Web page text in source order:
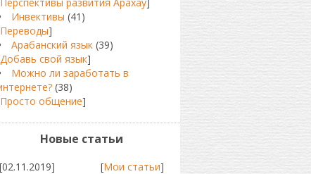
Инвективы (41)
Переводы]
Арабанский язык (39)
Добавь свой язык]
Можно ли заработать в
(38)
Просто общение]
Новые статьи
[02.11.2019] [Мои статьи]